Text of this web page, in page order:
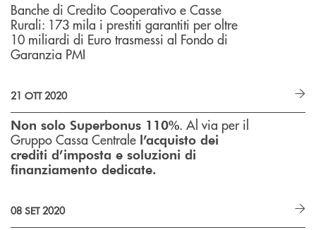
Banche di Credito Cooperativo e Casse
Rurali: 173 mila i prestiti garantiti per oltre
10 miliardi di Euro trasmessi al Fondo di
Garanzia PMI
21 OTT 2020
Non solo Superbonus 110%. Al via per il
Gruppo Cassa Centrale l’acquisto dei
crediti d’imposta e soluzioni di
finanziamento dedicate.
08 SET 2020